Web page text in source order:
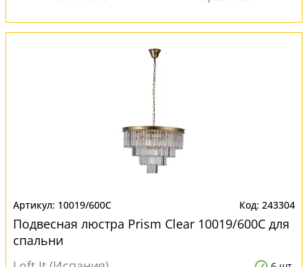
10019/600C 243304
Подвесная люстра Prism Clear 10019/600C для
спальни